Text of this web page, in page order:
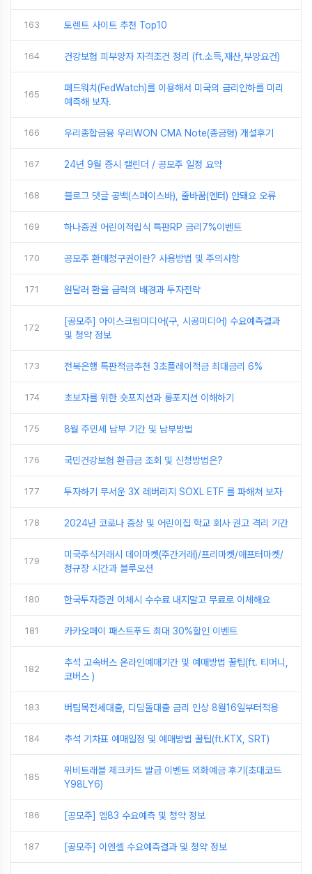
163 토렌트 사이트 추천 Top10
164 건강보험 피부양자 자격조건 정리 (ft.소득,재산,부양요건)
165
페드워치(FedWatch)를 이용해서 미국의 금리인하를 미리
예측해 보자.
166 우리종합금융 우리WON CMA Note(종금형) 개설후기
167 24년 9월 증시 캘린더 / 공모주 일정 요약
168 블로그 댓글 공백(스페이스바), 줄바꿈(엔터) 안돼요 오류
169 하나증권 어린이적립식 특판RP 금리7%이벤트
170 공모주 환매청구권이란? 사용방법 및 주의사항
171 원달러 환율 급락의 배경과 투자전략
172
[공모주] 아이스크림미디어(구, 시공미디어) 수요예측결과
및 청약 정보
173 전북은행 특판적금추천 3초플레이적금 최대금리 6%
174 초보자를 위한 숏포지션과 롱포지션 이해하기
175 8월 주민세 납부 기간 및 납부방법
176 국민건강보험 환급금 조회 및 신청방법은?
177 투자하기 무서운 3X 레버리지 SOXL ETF 를 파해쳐 보자
178 2024년 코로나 증상 및 어린이집 학교 회사 권고 격리 기간
179
미국주식거래시 데이마켓(주간거래)/프리마켓/애프터마켓/
정규장 시간과 블루오션
180 한국투자증권 이체시 수수료 내지말고 무료로 이체해요
181 카카오페이 패스트푸드 최대 30%할인 이벤트
182
추석 고속버스 온라인예매기간 및 예매방법 꿀팁(ft. 티머니,
코버스 )
183 버팀목전세대출, 디딤돌대출 금리 인상 8월16일부터적용
184 추석 기차표 예매일정 및 예매방법 꿀팁(ft.KTX, SRT)
185
위비트래블 체크카드 발급 이벤트 외화예금 후기(초대코드
Y98LY6)
186 [공모주] 엠83 수요예측 및 청약 정보
187 [공모주] 이엔셀 수요예측결과 및 청약 정보